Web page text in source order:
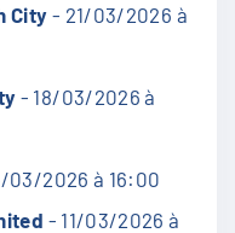
City- 21/03/2026 à
- 18/03/2026 à
03/2026 à 16:00
- 11/03/2026 à